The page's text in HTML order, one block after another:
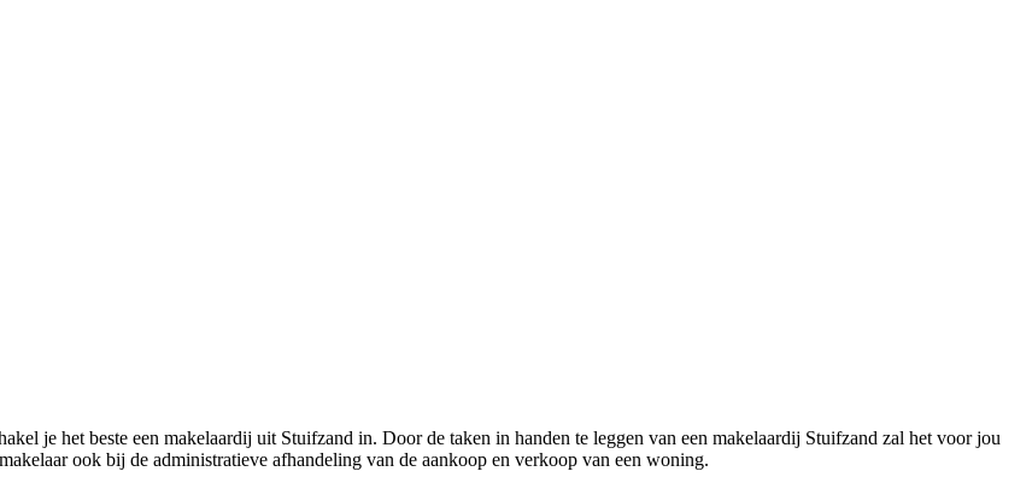
je het beste een makelaardij uit Stuifzand in. Door de taken in handen te leggen van een makelaardij Stuifzand zal het voor jou
ook bij de administratieve afhandeling van de aankoop en verkoop van een woning.